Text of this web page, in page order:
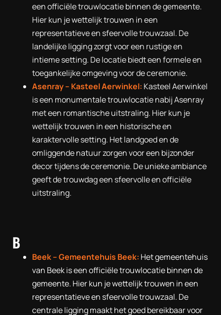
een officiële trouwlocatie binnen de gemeente.
Hier kun je wettelijk trouwen in een
representatieve en sfeervolle trouwzaal. De
landelijke ligging zorgt voor een rustige en
intieme setting. De locatie biedt een formele en
toegankelijke omgeving voor de ceremonie.
Asenray – Kasteel Aerwinkel: Kasteel Aerwinkel
is een monumentale trouwlocatie nabij Asenray
met een romantische uitstraling. Hier kun je
wettelijk trouwen in een historische en
karaktervolle setting. Het landgoed en de
omliggende natuur zorgen voor een bijzonder
decor tijdens de ceremonie. De unieke ambiance
geeft de trouwdag een sfeervolle en officiële
uitstraling.
B
Beek – Gemeentehuis Beek: Het gemeentehuis
van Beek is een officiële trouwlocatie binnen de
gemeente. Hier kun je wettelijk trouwen in een
representatieve en sfeervolle trouwzaal. De
centrale ligging maakt het goed bereikbaar voor